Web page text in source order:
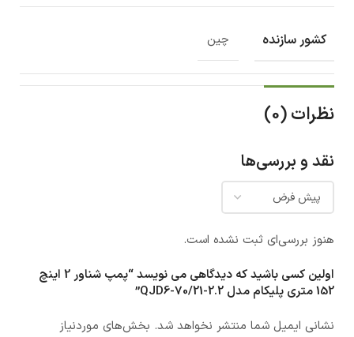
کشور سازنده چین
نظرات (0)
نقد و بررسی‌ها
هنوز بررسی‌ای ثبت نشده است.
اولین کسی باشید که دیدگاهی می نویسد “پمپ شناور 2 اینچ
152 متری پلیکام مدل QJD6-70/21-2.2”
نشانی ایمیل شما منتشر نخواهد شد. بخش‌های موردنیاز